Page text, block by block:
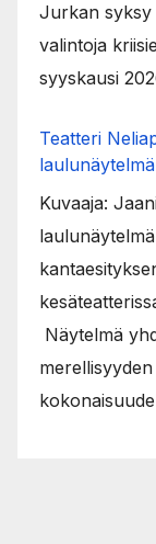
Jurkan syksy
valintoja
syyskausi
Teatteri
Kuvaaja:
Näytelmä